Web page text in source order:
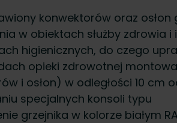
konwektorów oraz osłon
w obiektach służby zdrowia i
higienicznych, do czego
opieki zdrowotnej
i osłon) w odległości 10 cm
specjalnych konsoli typu
grzejnika w kolorze białym